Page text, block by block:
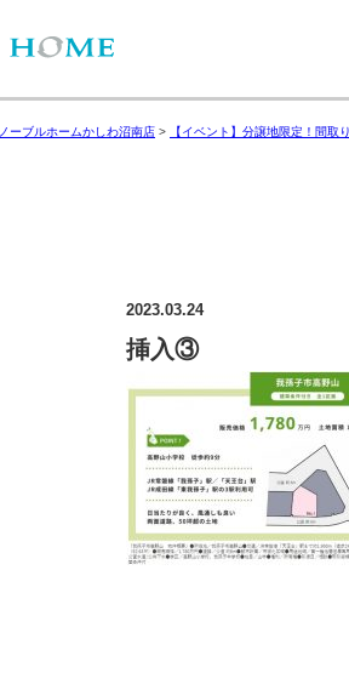
ノーブルホームかしわ沼南店 > 【イベント】分譲地限定！間取
2023.03.24
挿入③